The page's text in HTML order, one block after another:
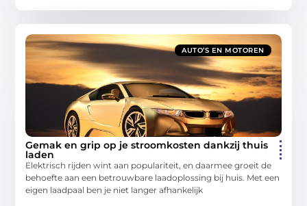
AUTO’S EN MOTOREN
Gemak en grip op je stroomkosten dankzij thuis
laden
Elektrisch rijden wint aan populariteit, en daarmee groeit de
behoefte aan een betrouwbare laadoplossing bij huis. Met een
eigen laadpaal ben je niet langer afhankelijk